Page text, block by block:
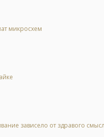
микросхем
зависело от здравого